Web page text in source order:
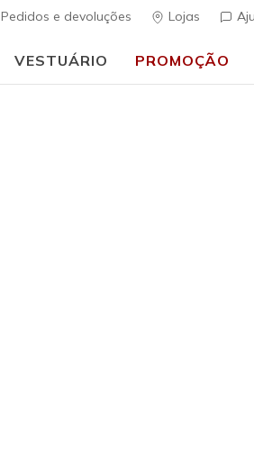
Pedidos e devoluções Lojas
VESTUÁRIO PROMOÇÃO